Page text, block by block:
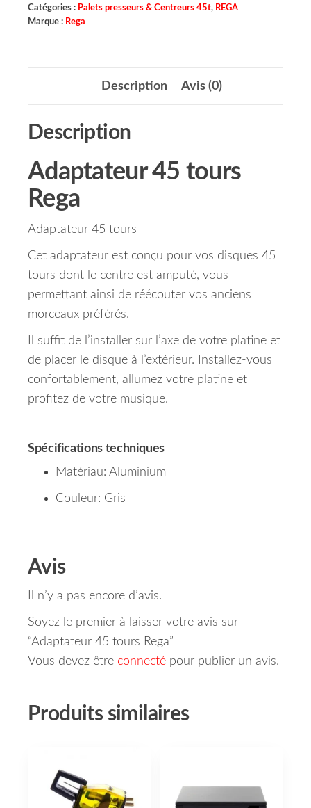
Catégories : Palets presseurs & Centreurs 45t, REGA
Marque : Rega
Description Avis (0)
Description
Adaptateur 45 tours
Rega
Adaptateur 45 tours
Cet adaptateur est conçu pour vos disques 45
tours dont le centre est amputé, vous
permettant ainsi de réécouter vos anciens
morceaux préférés.
Il suffit de l’installer sur l’axe de votre platine et
de placer le disque à l’extérieur. Installez-vous
confortablement, allumez votre platine et
profitez de votre musique.
Spécifications techniques
Matériau: Aluminium
Couleur: Gris
Avis
Il n’y a pas encore d’avis.
Soyez le premier à laisser votre avis sur
“Adaptateur 45 tours Rega”
Vous devez être connecté pour publier un avis.
Produits similaires